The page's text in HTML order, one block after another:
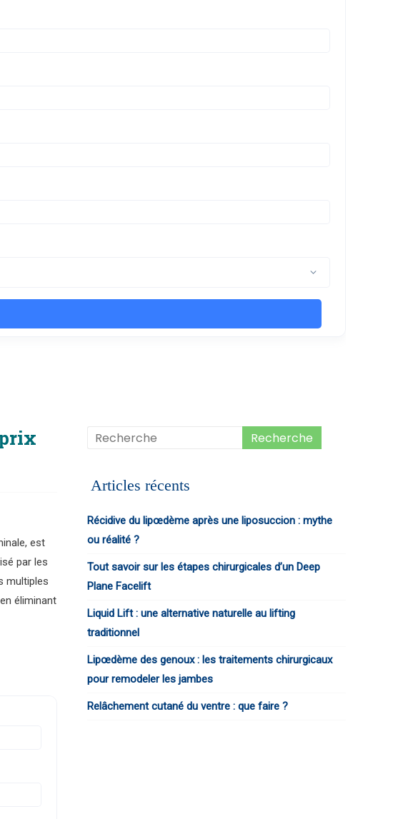
est
par les
multiples
éliminant
Articles récents
Récidive du lipœdème après une liposuccion : mythe
ou réalité ?
Tout savoir sur les étapes chirurgicales d’un Deep
Plane Facelift
Liquid Lift : une alternative naturelle au lifting
traditionnel
Lipœdème des genoux : les traitements chirurgicaux
pour remodeler les jambes
Relâchement cutané du ventre : que faire ?